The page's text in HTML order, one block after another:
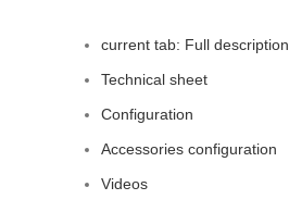
current tab: Full description
Technical sheet
Configuration
Accessories configuration
Videos